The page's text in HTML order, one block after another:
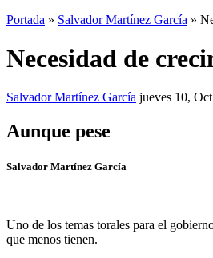
Portada » Salvador Martínez García »
Necesidad de
Salvador Martínez García jueves 10,
Aunque pese
Salvador Martínez García
Uno de los temas torales para el
que menos tienen.